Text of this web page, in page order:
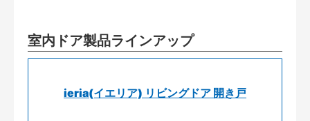
室内ドア製品ラインアップ
ieria(イエリア) リビングドア 開き戸